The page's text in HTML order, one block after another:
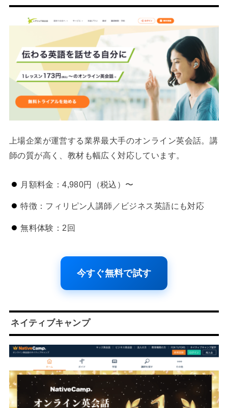
上場企業が運営する業界最大手のオンライン英会話。講
師の質が高く、教材も幅広く対応しています。
月額料金：4,980円（税込）〜
特徴：フィリピン人講師／ビジネス英語にも対応
無料体験：2回
今すぐ無料で試す
ネイティブキャンプ